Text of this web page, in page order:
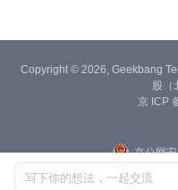
写下你的想法，一起交流
Copyright © 2026, Geekbang
股（
京 ICP
京公网